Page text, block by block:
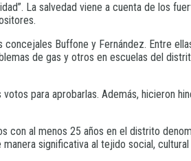
La salvedad viene a cuenta de los
Buffone y Fernández. Entre
de gas y otros en escuelas del
para aprobarlas. Además, hicieron
al menos 25 años en el distrito
significativa al tejido social,